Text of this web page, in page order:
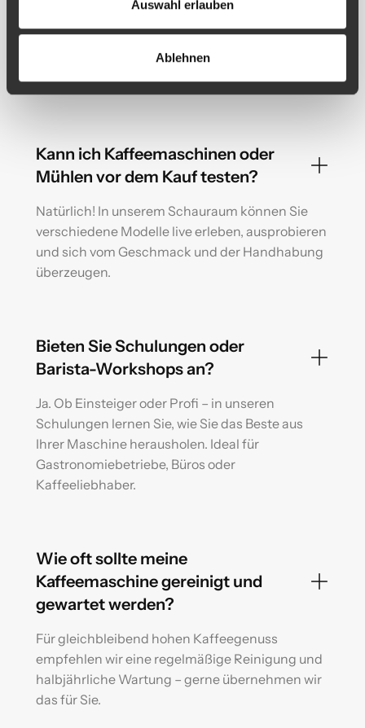
Auswahl erlauben
Ablehnen
Wartung und Reparaturen aller gängigen
Marken – schnell und zuverlässig. Zubehör ist
bei uns ebenfalls erhältlich.
Kann ich Kaffeemaschinen oder
Mühlen vor dem Kauf testen?
Natürlich! In unserem Schauraum können Sie
verschiedene Modelle live erleben, ausprobieren
und sich vom Geschmack und der Handhabung
überzeugen.
Bieten Sie Schulungen oder
Barista-Workshops an?
Ja. Ob Einsteiger oder Profi – in unseren
Schulungen lernen Sie, wie Sie das Beste aus
Ihrer Maschine herausholen. Ideal für
Gastronomiebetriebe, Büros oder
Kaffeeliebhaber.
Wie oft sollte meine
Kaffeemaschine gereinigt und
gewartet werden?
Für gleichbleibend hohen Kaffeegenuss
empfehlen wir eine regelmäßige Reinigung und
halbjährliche Wartung – gerne übernehmen wir
das für Sie.